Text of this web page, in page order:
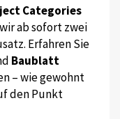
Categories
ab sofort zwei
Erfahren Sie
Baublatt
– wie gewohnt
den Punkt